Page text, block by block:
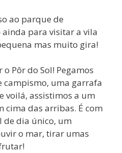
ao parque de
para visitar a vila
mas muito gira!
Pôr do Sol! Pegamos
campismo, uma garrafa
voilá, assistimos a um
cima das arribas. É com
de dia único, um
o mar, tirar umas